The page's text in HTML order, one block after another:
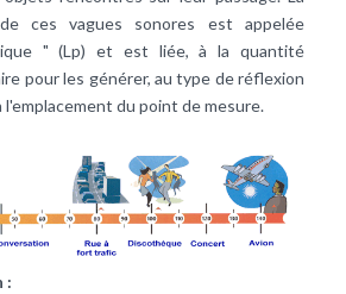
ces vagues sonores est appelée
" (Lp) et est liée, à la quantité
pour les générer, au type de réflexion
du point de mesure.
: